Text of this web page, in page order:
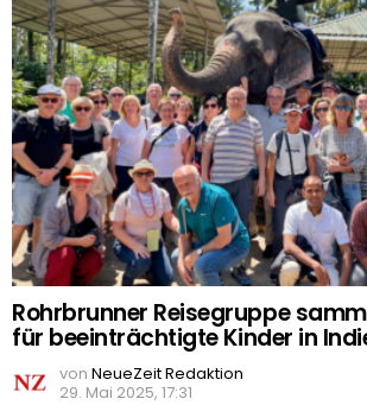
Rohrbrunner Reisegruppe
für beeinträchtigte Kinder in
von NeueZeit Redaktion
29. Mai 2025, 17:31